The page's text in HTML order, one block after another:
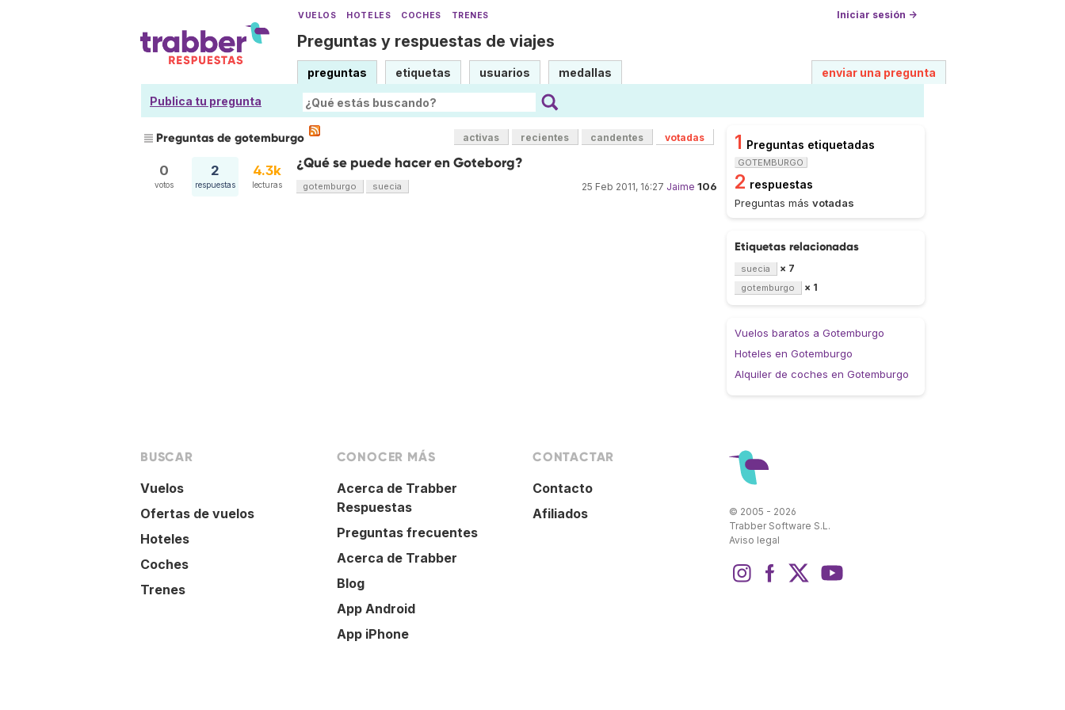
VUELOS HOTELES COCHES TRENES Iniciar sesión →
Preguntas y respuestas de viajes
preguntas etiquetas usuarios medallas enviar una pregunta
Publica tu pregunta
Preguntas de gotemburgo activas recientes candentes votadas
0
votos
2
respuestas
4.3k
lecturas
¿Qué se puede hacer en Goteborg?
25 Feb 2011, 16:27 Jaime 106
gotemburgo suecia
1 Preguntas etiquetadas
GOTEMBURGO
2 respuestas
Preguntas más votadas
Etiquetas relacionadas
suecia × 7
gotemburgo × 1
Vuelos baratos a Gotemburgo
Hoteles en Gotemburgo
Alquiler de coches en Gotemburgo
BUSCAR
Vuelos
Ofertas de vuelos
Hoteles
Coches
Trenes
CONOCER MÁS
Acerca de Trabber
Respuestas
Preguntas frecuentes
Acerca de Trabber
Blog
App Android
App iPhone
CONTACTAR
Contacto
Afiliados
© 2005 - 2026
Trabber Software S.L.
Aviso legal